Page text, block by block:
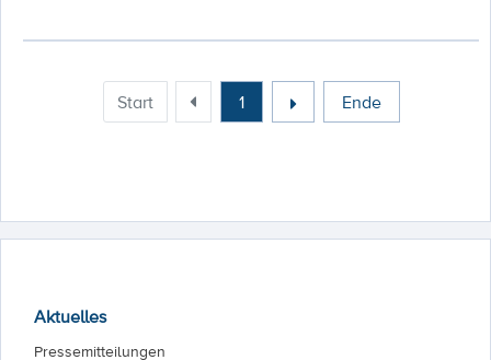
Start 1 Ende
Aktuelles
Pressemitteilungen